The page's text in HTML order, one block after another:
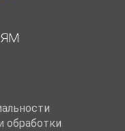
обработки